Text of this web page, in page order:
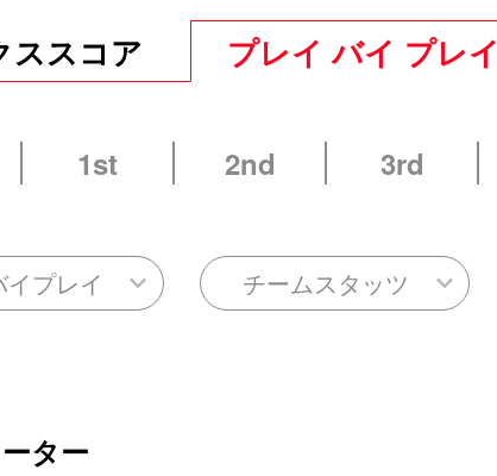
ススコア プレイ バイ プレイ
1st 2nd 3rd
プレイ チームスタッツ
ター